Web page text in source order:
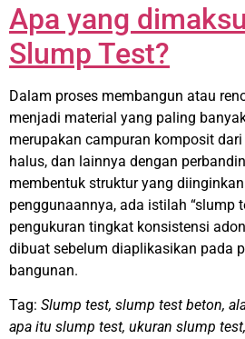
Apa yang
Slump Test?
Dalam proses membangun atau
menjadi material yang paling
merupakan campuran komposit dari
halus, dan lainnya dengan
membentuk struktur yang
penggunaannya, ada istilah “slump
pengukuran tingkat konsistensi
dibuat sebelum diaplikasikan pada
bangunan.
Tag: Slump test, slump test beton,
apa itu slump test, ukuran slump